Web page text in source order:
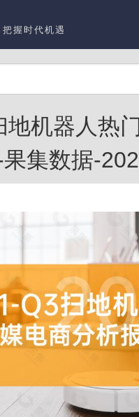
握时代机遇
机器人热
集数据-